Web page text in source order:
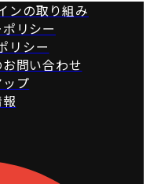
ンの取り組み
リシー
リシー
問い合わせ
プ